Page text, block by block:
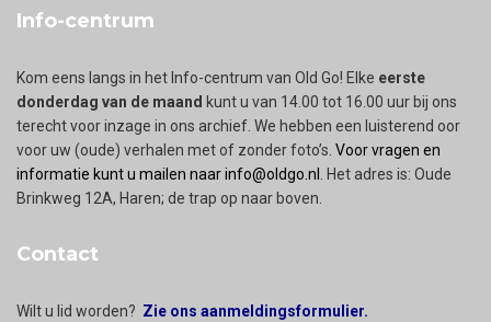
Info-centrum
Kom eens langs in het Info-centrum van Old Go! Elke eerste
donderdag van de maand kunt u van 14.00 tot 16.00 uur bij ons
terecht voor inzage in ons archief. We hebben een luisterend oor
voor uw (oude) verhalen met of zonder foto’s. Voor vragen en
informatie kunt u mailen naar info@oldgo.nl . Het adres is: Oude
Brinkweg 12A, Haren; de trap op naar boven.
Contact
Wilt u lid worden? Zie ons aanmeldingsformulier.